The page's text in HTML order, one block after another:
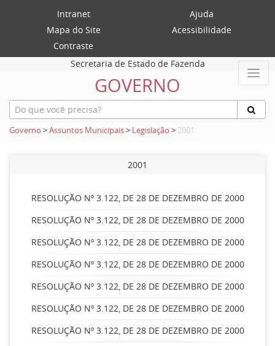
Intranet
Ajuda
Mapa do Site
Acessibilidade
Contraste
Secretaria de Estado de Fazenda
GOVERNO
Governo >Assuntos Municipais> Legislação > 2001
2001
RESOLUÇÃO Nº 3.122, DE 28 DE DEZEMBRO DE 2000
RESOLUÇÃO Nº 3.122, DE 28 DE DEZEMBRO DE 2000
RESOLUÇÃO Nº 3.122, DE 28 DE DEZEMBRO DE 2000
RESOLUÇÃO Nº 3.122, DE 28 DE DEZEMBRO DE 2000
RESOLUÇÃO Nº 3.122, DE 28 DE DEZEMBRO DE 2000
RESOLUÇÃO Nº 3.122, DE 28 DE DEZEMBRO DE 2000
RESOLUÇÃO Nº 3.122, DE 28 DE DEZEMBRO DE 2000